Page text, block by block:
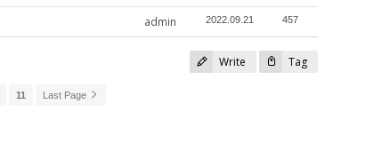
admin 2022.09.21 457
Write Tag
11 Last Page